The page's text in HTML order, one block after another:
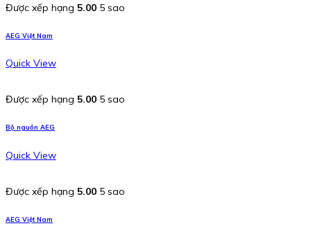
Được xếp hạng 5.00 5 sao
AEG Việt Nam
Quick View
Được xếp hạng 5.00 5 sao
Bộ nguồn AEG
Quick View
Được xếp hạng 5.00 5 sao
AEG Việt Nam